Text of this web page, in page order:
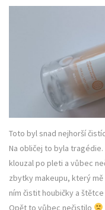
Toto byl snad nejhorší
Na obličej to byla
klouzal po pleti a vůbec
zbytky makeupu, který
ním čistit houbičky a
Opět to vůbec nečistilo